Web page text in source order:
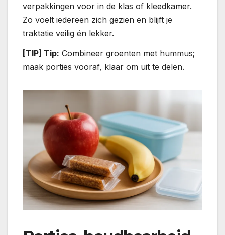
verpakkingen voor in de klas of kleedkamer.
Zo voelt iedereen zich gezien en blijft je
traktatie veilig én lekker.
[TIP] Tip: Combineer groenten met hummus;
maak porties vooraf, klaar om uit te delen.